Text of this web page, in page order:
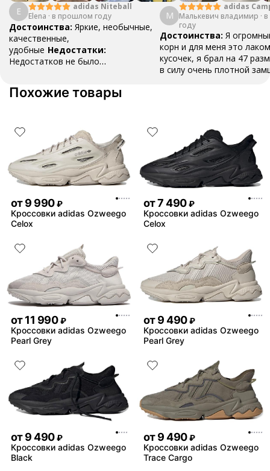
E
adidas Niteball
Elena · в прошлом году
Достоинства: Яркие, необычные,
качественные,
удобные Недостатки:
Недостатков не было
упаковано
М
adidas
Малькевич владимир ·
году
Достоинства: Я
корн и для меня это
кусочек, я брал на 47
в силу очень плотной
Недостатки:
замша , это все ,но это
времени Комментарий:
фанатов это пушка ,
пожалеете
Похожие товары
от9 990 ₽
Кроссовки adidas Ozweego
Celox
от7 490 ₽
Кроссовки adidas Ozweego
Celox
от11 990 ₽
Кроссовки adidas Ozweego
Pearl Grey
от9 490 ₽
Кроссовки adidas Ozweego
Pearl Grey
от9 490 ₽
Кроссовки adidas Ozweego
Black
от9 490 ₽
Кроссовки adidas Ozweego
Trace Cargo